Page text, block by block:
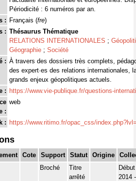
Périodicité : 6 numéros par an.
:
Français (fre)
: Thésaurus Thématique
RELATIONS INTERNATIONALES ;
Géographie ; Société
: À travers des dossiers très complets,
des expert·es des relations internationales,
grands enjeux géopolitiques actuels.
: https://www.vie-publique.fr/questions-
:
web
: https://www.ritimo.fr/opac_css/
Cote Support Statut Origine
Broché
Titre
arrêté
2014